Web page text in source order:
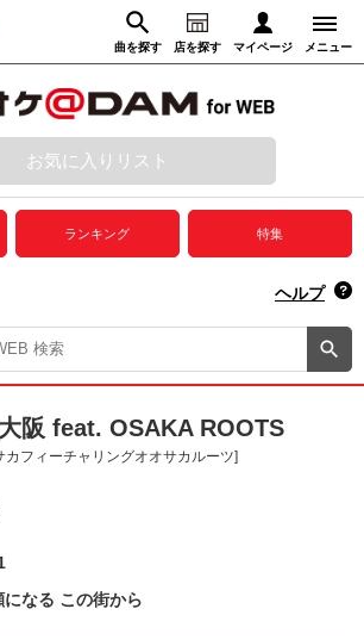
曲を探す 店を探す マイページ メニュー
さがす 録音からさがす
ログイン
サービス
動画
録音
DAM
索
ン
あるご質問
お気に入りリスト
ランキング 特集
ヘルプ
阪 feat. OSAKA ROOTS
カフィーチャリングオオサカルーツ]
になる この街から